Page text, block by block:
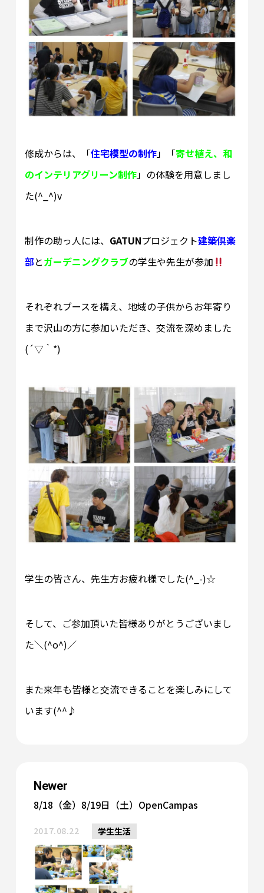
修成からは、「住宅模型の制作」「寄せ植え、和
のインテリアグリーン制作」の体験を用意しまし
た(^_^)v
制作の助っ人には、 GATUNプロジェクト建築倶楽
部とガーデニングクラブの学生や先生が参加
それぞれブースを構え、地域の子供からお年寄り
まで沢山の方に参加いただき、交流を深めました
(´▽｀*)
学生の皆さん、先生方お疲れ様でした(^_-)☆
そして、ご参加頂いた皆様ありがとうございまし
た＼(^o^)／
また来年も皆様と交流できることを楽しみにして
います(^^♪
Newer
8/18（金）8/19日（土）OpenCampas
2017.08.22 学生生活